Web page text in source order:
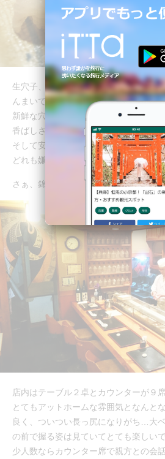
生穴子、炙り生穴子、煮穴子の３種類
んまいです！
新鮮な穴子を扱ってるからこそ提供で
香ばしさと食感がたまらなく絶妙な炙
そして安定した美味しさで定番の煮穴
どれも嫌な臭みなどなくパクパクと食
さぁ、錦糸町で美味しいお寿司食べた
店内はテーブル２卓とカウンターが９席
とてもアットホームな雰囲気となんと
良く、ついつい長っ尻になりがち…大
の前で握る姿は見ていてとても楽しいで
少人数ならカウンター席で親方との会